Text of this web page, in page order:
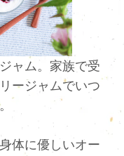
ャム。家族で受
ージャムでいつ
体に優しいオー